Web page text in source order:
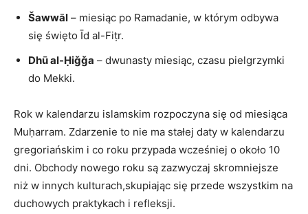
Šawwāl – miesiąc po Ramadanie, w którym odbywa
się święto Īd al-Fiṭr.
Dhū al-Ḥiǧǧa – dwunasty miesiąc, czasu pielgrzymki
do Mekki.
Rok w kalendarzu islamskim rozpoczyna się od miesiąca
Muḥarram. Zdarzenie to nie ma stałej daty w kalendarzu
gregoriańskim i co roku przypada wcześniej o około 10
dni. Obchody nowego roku są zazwyczaj skromniejsze
niż w innych kulturach,skupiając się przede wszystkim na
duchowych praktykach i refleksji.